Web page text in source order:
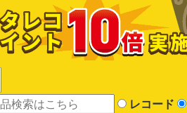
レコード